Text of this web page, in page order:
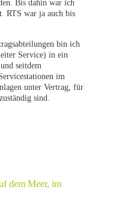
Bis dahin war ich
RTS war ja auch bis
bin ich
Service) in ein
seitdem
im
unter Vertrag, für
sind.
dem Meer, im